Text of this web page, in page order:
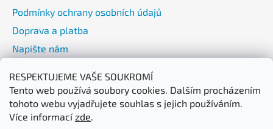
RESPEKTUJEME VAŠE SOUKROMÍ
Tento web používá soubory cookies. Dalším procházením
tohoto webu vyjadřujete souhlas s jejich používáním.
Více informacízde.
Podmínky ochrany osobních údajů
Doprava a platba
Napište nám
Přijímáme online platby